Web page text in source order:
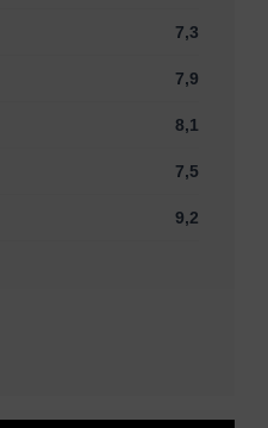
7,3
7,9
8,1
7,5
9,2